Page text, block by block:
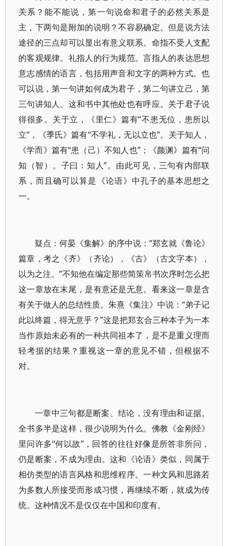
关系？能不能说，第一句说命和君子的必然关系是
主，下两句是附加的说明？不容易确定。但是说方法
途径的三点却可以显出有意义联系。命指不受人支配
的客观规律。礼指人的行为规范。言指人的表达思想
意志感情的语言，包括用声音和文字的两种方式。也
可以说，第一句讲如何成为君子，第二句讲立己，第
三句讲知人。这和书中其他处也有呼应。关于君子说
得很多。关于立，《里仁》篇有“不患无位，患所以
立”，《季氏》篇有“不学礼，无以立也”。关于知人，
《学而》篇有“患（己）不知人也”；《颜渊》篇有“问
知（智）。子曰：知人”。由此可见，三句有内部联
系，而且确可以算是《论语》中孔子的基本思想之
一。
疑点：何晏《集解》的序中说：“郑玄就《鲁论》
篇章，考之《齐》（齐论），《古》（古文字本），
以为之注。”不知他在编定那些简策帛书次序时怎么把
这一章放在末尾，是有意还是无意。看来这一章是含
有关于做人的总结性质。朱熹《集注》中说：“弟子记
此以终篇，得无意乎？”这是把郑玄合三种本子为一本
当作原始未必有的一种共同祖本了，是不是重义理而
轻考据的结果？重视这一章的意见不错，但根据不
对。
一章中三句都是断案、结论，没有理由和证据。
全书多半是这样，很少说明为什么。佛教《金刚经》
里问许多“何以故”，回答的往往好像是所答非所问，
仍是断案，不成为理由。这和《论语》类似，同属于
相仿类型的语言风格和思维程序。一种文风和思路若
为多数人所接受而形成习惯，再继续不断，就成为传
统。这种情况不是仅仅在中国和印度有。